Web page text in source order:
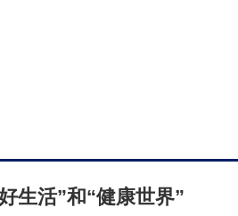
生活”和“健康世界”